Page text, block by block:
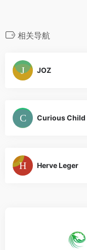
相关导航
JOZ
Curious Child
Herve Leger